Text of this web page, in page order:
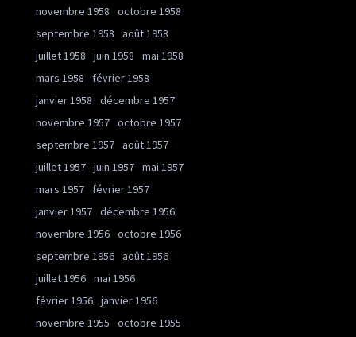
novembre 1958
octobre 1958
septembre 1958
août 1958
juillet 1958
juin 1958
mai 1958
mars 1958
février 1958
janvier 1958
décembre 1957
novembre 1957 octobre 1957
septembre 1957 août 1957
juillet 1957 juin 1957 mai 1957
mars 1957
février 1957
janvier 1957 décembre 1956
novembre 1956 octobre 1956
septembre 1956 août 1956
juillet 1956 mai 1956
février 1956 janvier 1956
novembre 1955
octobre 1955